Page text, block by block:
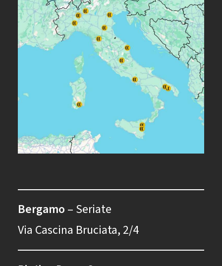
Bergamo – Seriate
Via Cascina Bruciata, 2/4